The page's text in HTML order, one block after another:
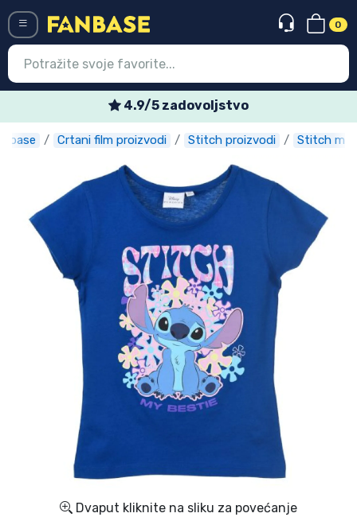
0
4.9/5 zadovoljstvo
Crtani film proizvodi Stitch proizvodi Stitch
Dvaput kliknite na sliku za povećanje
Ulazak Registracija
Najnovije proizvodi
Akcija
Ekspresna dostava
Prednarudžbe
Outlet proizvodi
Dostava i plaćanje
TV serija proizvodi
Film proizvodi
Crtani proizvodi